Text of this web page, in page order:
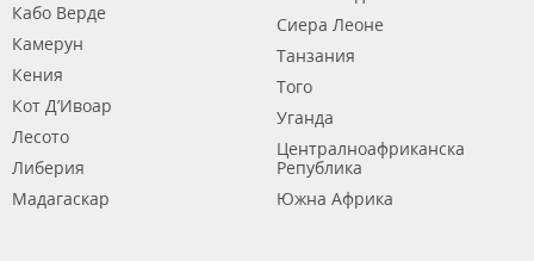
Кабо Верде
Камерун
Кения
Кот Д’Ивоар
Лесото
Либерия
Мадагаскар
Сиера Леоне
Танзания
Того
Уганда
Централноафриканска
Република
Южна Африка